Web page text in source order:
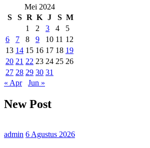
Mei 2024
S
S R K J S M
1
2 3 4
5
6
7 8 9 10 11 12
13 14 15 16 17 18 19
20 21 22 23 24 25 26
27 28 29 30 31
« Apr
Jun »
New Post
admin 6 Agustus 2026